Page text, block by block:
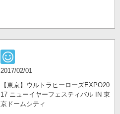
2017/02/01
【東京】ウルトラヒーローズEXPO20
17 ニューイヤーフェスティバル IN 東
京ドームシティ